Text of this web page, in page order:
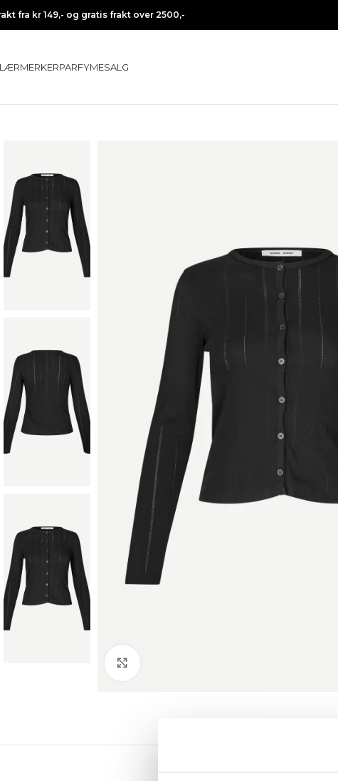
fra kr 149,- og gratis frakt over 2500,-
MERKERPARFYMESALG